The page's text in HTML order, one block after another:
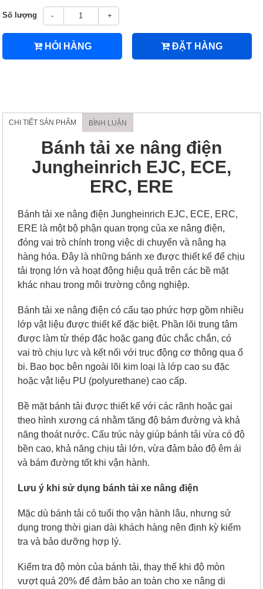
Số lượng - +
HỎI HÀNG ĐẶT HÀNG
CHI TIẾT SẢN PHẨM BÌNH LUẬN
Bánh tải xe nâng điện
Jungheinrich EJC, ECE,
ERC, ERE
Bánh tải xe nâng điện Jungheinrich EJC, ECE, ERC,
ERE là một bộ phận quan trọng của xe nâng điện,
đóng vai trò chính trong việc di chuyển và nâng hạ
hàng hóa. Đây là những bánh xe được thiết kế để chịu
tải trọng lớn và hoạt động hiệu quả trên các bề mặt
khác nhau trong môi trường công nghiệp.
Bánh tải xe nâng điện có cấu tạo phức hợp gồm nhiều
lớp vật liệu được thiết kế đặc biệt. Phần lõi trung tâm
được làm từ thép đặc hoặc gang đúc chắc chắn, có
vai trò chịu lực và kết nối với trục động cơ thông qua ổ
bi. Bao bọc bên ngoài lõi kim loại là lớp cao su đặc
hoặc vật liệu PU (polyurethane) cao cấp.
Bề mặt bánh tải được thiết kế với các rãnh hoặc gai
theo hình xương cá nhằm tăng độ bám đường và khả
năng thoát nước. Cấu trúc này giúp bánh tải vừa có độ
bền cao, khả năng chịu tải lớn, vừa đảm bảo độ êm ái
và bám đường tốt khi vận hành.
Lưu ý khi sử dụng bánh tải xe nâng điện
Mặc dù bánh tải có tuổi thọ vận hành lâu, nhưng sử
dụng trong thời gian dài khách hàng nên định kỳ kiểm
tra và bảo dưỡng hợp lý.
Kiểm tra độ mòn của bánh tải, thay thế khi độ mòn
vượt quá 20% để đảm bảo an toàn cho xe nâng di